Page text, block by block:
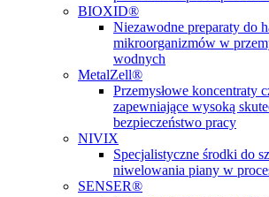
BIOXID®
Niezawodne preparaty do
mikroorganizmów w
wodnych
MetalZell®
Przemysłowe koncentraty
zapewniające wysoką
bezpieczeństwo pracy
NIVIX
Specjalistyczne środki do
niwelowania piany w
SENSER®